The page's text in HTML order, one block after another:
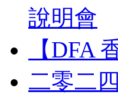
說明會
【DFA
二零二